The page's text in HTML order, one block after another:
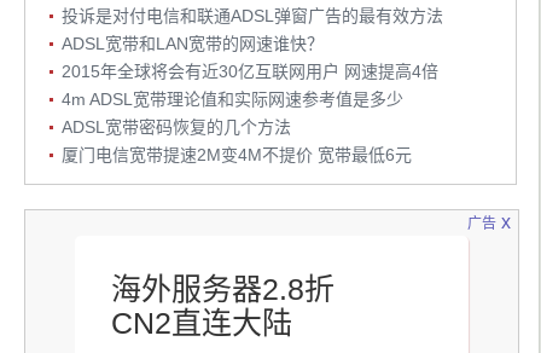
投诉是对付电信和联通ADSL弹窗广告的最有效方法
ADSL宽带和LAN宽带的网速谁快？
2015年全球将会有近30亿互联网用户 网速提高4倍
4m ADSL宽带理论值和实际网速参考值是多少
ADSL宽带密码恢复的几个方法
厦门电信宽带提速2M变4M不提价 宽带最低6元
广告
海外服务器2.8折
CN2直连大陆
x